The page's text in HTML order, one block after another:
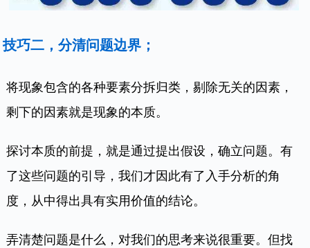
技巧二，分清问题边界；
将现象包含的各种要素分拆归类，剔除无关的因素，
剩下的因素就是现象的本质。
探讨本质的前提，就是通过提出假设，确立问题。有
了这些问题的引导，我们才因此有了入手分析的角
度，从中得出具有实用价值的结论。
弄清楚问题是什么，对我们的思考来说很重要。但找